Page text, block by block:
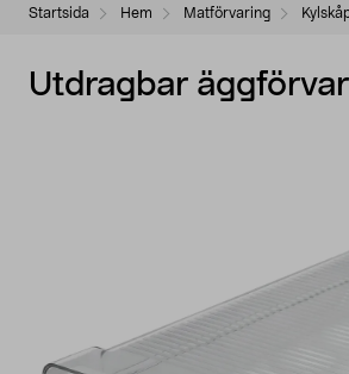
Startsida Hem Matförvaring
Utdragbar